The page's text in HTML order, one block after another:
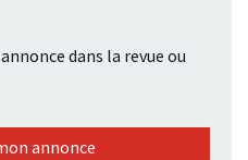
dans la revue ou
annonce